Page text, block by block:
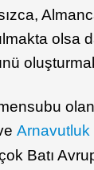
olsa
Arnavutluk
Batı